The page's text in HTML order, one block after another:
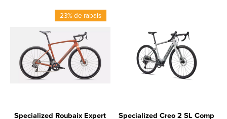
23% de rabais
Specialized Roubaix Expert Specialized Creo 2 SL Comp